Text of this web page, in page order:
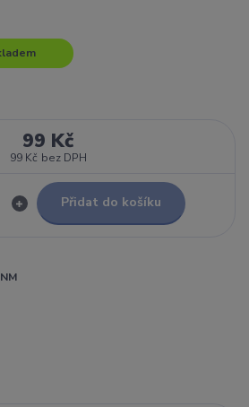
99 Kč
99 Kč bez DPH
Přidat do košíku